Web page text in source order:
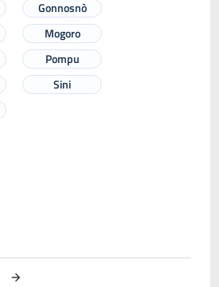
Gonnosnò
Mogoro
Pompu
Sini